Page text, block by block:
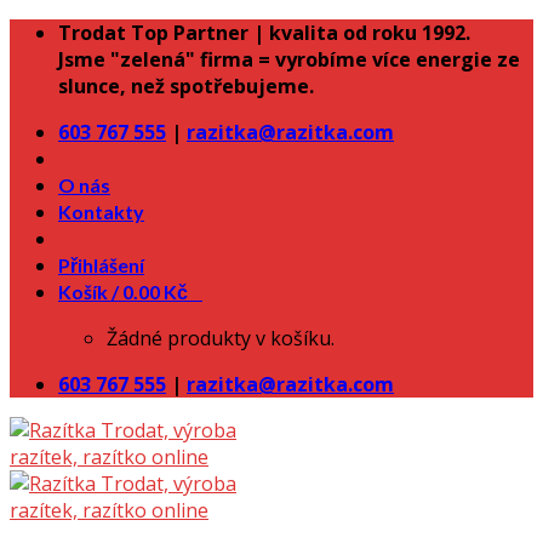
Skip
content
Trodat Top Partner | kvalita od roku 1992.
Jsme "zelená" firma = vyrobíme více energie ze
slunce, než spotřebujeme.
603 767 555 | razitka@razitka.com
O nás
Kontakty
Přihlášení
Košík /0.00 Kč
Žádné produkty v košíku.
603 767 555 | razitka@razitka.com